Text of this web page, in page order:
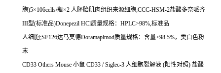
胞)5×106cells/瓶×2 人胚胎肌肉组织来源细胞;CCC-HSM-2盐酸多奈哌齐
III型(标准品)Donepezil HCl质量规格： HPLC>98%,标准品
人细胞;SF126达马莫德Doramapimod质量规格：含量>98.5%，类白色粉
末
CD33 Others Mouse 小鼠 CD33 / Siglec-3 人细胞裂解液 (阳性对照) 盐酸